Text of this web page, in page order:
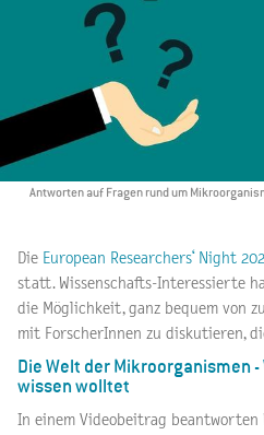
Antworten auf Fragen rund um
Die European Researchers‘ Night
statt. Wissenschafts-Interessierte
die Möglichkeit, ganz bequem von
mit ForscherInnen zu diskutieren,
Die Welt der Mikroorganismen
wissen wolltet
In einem Videobeitrag beantworten